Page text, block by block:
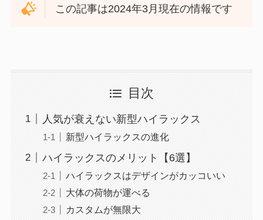
この記事は2024年3月現在の情報です
目次
人気が衰えない新型ハイラックス
新型ハイラックスの進化
ハイラックスのメリット【6選】
ハイラックスはデザインがカッコいい
大体の荷物が運べる
カスタムが無限大